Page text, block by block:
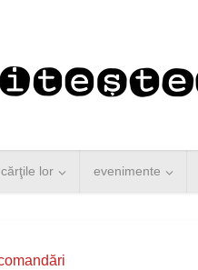
lor evenimente